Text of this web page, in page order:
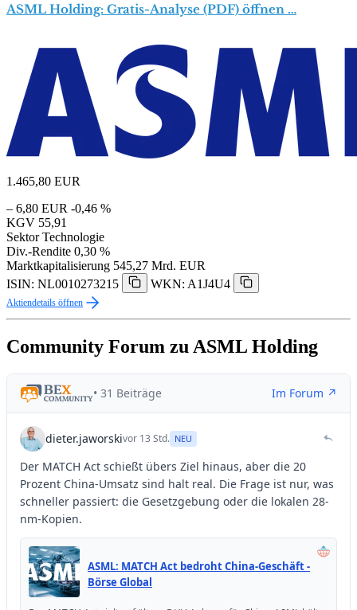
ASML Holding: Gratis-Analyse (PDF) öffnen …
1.465,80 EUR
– 6,80 EUR -0,46 %
KGV 55,91
Sektor Technologie
Div.-Rendite 0,30 %
Marktkapitalisierung 545,27 Mrd. EUR
ISIN: NL0010273215
WKN: A1J4U4
Aktiendetails öffnen
Community Forum zu ASML Holding